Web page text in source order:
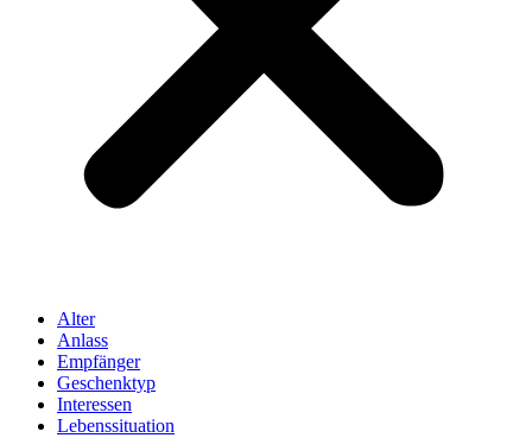
Alter
Anlass
Empfänger
Geschenktyp
Interessen
Lebenssituation